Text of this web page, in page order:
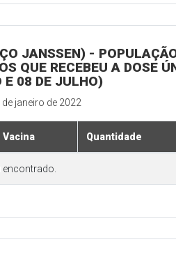
JANSSEN) -
QUE RECEBEU A DOSE
E 08 DE JULHO)
de janeiro de 2022
Vacina Quantidade